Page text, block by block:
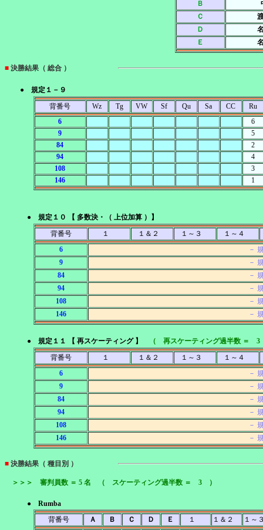
Ｂ
Ｃ
Ｄ
Ｅ
■ 決勝結果（ 総合 ）
● 規定１－９
背番号
Wz Tg VW Sf Qu Sa CC
Ru
6
6
9
5
84
2
94
4
108
3
146
1
● 規定１０ 【 多数決・（ 上位加算 ）】
背番号
１ １＆２ １～３
１～４
6
－
9
－
84
－
94
－
108
－
146
－
● 規定１１ 【 再スケーティング 】
（ 再スケーティング過半数 ＝
背番号
１ １＆２ １～３
１～４
6
－
9
－
84
－
94
－
108
－
146
－
■ 決勝結果（ 種目別 ）
＞＞＞ 審判員数 ＝ 5 名 （ スケーティング過半数 ＝ 3 ）
● Rumba
背番号
Ａ Ｂ Ｃ Ｄ Ｅ １ １＆２
１